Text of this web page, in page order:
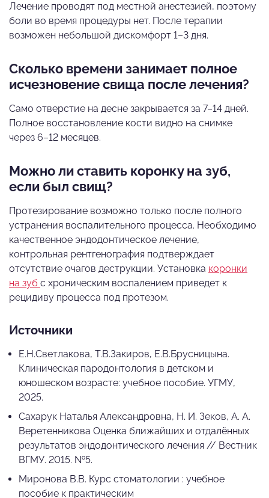
Лечение проводят под местной анестезией, поэтому
боли во время процедуры нет. После терапии
возможен небольшой дискомфорт 1–3 дня.
Сколько времени занимает полное
исчезновение свища после лечения?
Само отверстие на десне закрывается за 7–14 дней.
Полное восстановление кости видно на снимке
через 6–12 месяцев.
Можно ли ставить коронку на зуб,
если был свищ?
Протезирование возможно только после полного
устранения воспалительного процесса. Необходимо
качественное эндодонтическое лечение,
контрольная рентгенография подтверждает
отсутствие очагов деструкции. Установка коронки
на зуб с хроническим воспалением приведет к
рецидиву процесса под протезом.
Источники
Е.Н.Светлакова, Т.В.Закиров, Е.В.Брусницына.
Клиническая пародонтология в детском и
юношеском возрасте: учебное пособие. УГМУ,
2025.
Сахарук Наталья Александровна, Н. И. Зеков, А. А.
Веретенникова Оценка ближайших и отдалённых
результатов эндодонтического лечения // Вестник
ВГМУ. 2015. №5.
Миронова В.В. Курс стоматологии : учебное
пособие к практическим